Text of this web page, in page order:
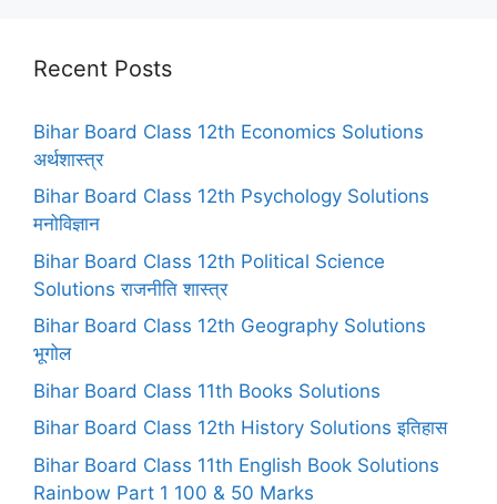
Recent Posts
Bihar Board Class 12th Economics Solutions
अर्थशास्त्र
Bihar Board Class 12th Psychology Solutions
मनोविज्ञान
Bihar Board Class 12th Political Science
Solutions राजनीति शास्त्र
Bihar Board Class 12th Geography Solutions
भूगोल
Bihar Board Class 11th Books Solutions
Bihar Board Class 12th History Solutions इतिहास
Bihar Board Class 11th English Book Solutions
Rainbow Part 1 100 & 50 Marks